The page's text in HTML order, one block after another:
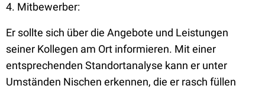
4. Mitbewerber:
Er sollte sich über die Angebote und Leistungen
seiner Kollegen am Ort informieren. Mit einer
entsprechenden Standortanalyse kann er unter
Umständen Nischen erkennen, die er rasch füllen